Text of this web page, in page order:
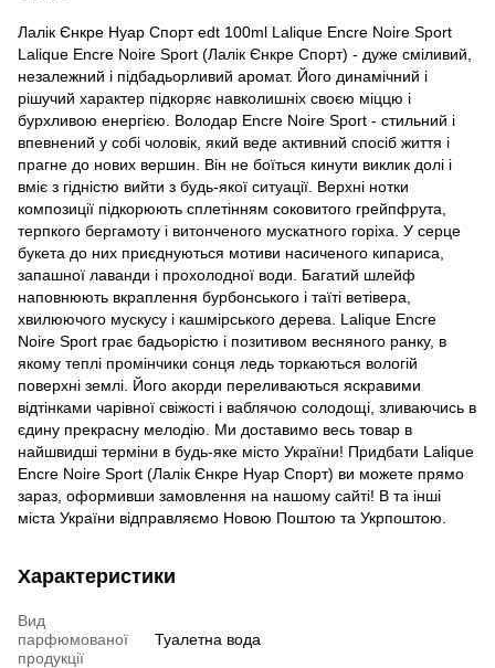
Лалік Єнкре Нуар Спорт edt 100ml Lalique Encre Noire Sport
Lalique Encre Noire Sport (Лалік Єнкре Спорт) - дуже сміливий,
незалежний і підбадьорливий аромат. Його динамічний і
рішучий характер підкоряє навколишніх своєю міццю і
бурхливою енергією. Володар Encre Noire Sport - стильний і
впевнений у собі чоловік, який веде активний спосіб життя і
прагне до нових вершин. Він не боїться кинути виклик долі і
вміє з гідністю вийти з будь-якої ситуації. Верхні нотки
композиції підкорюють сплетінням соковитого грейпфрута,
терпкого бергамоту і витонченого мускатного горіха. У серце
букета до них приєднуються мотиви насиченого кипариса,
запашної лаванди і прохолодної води. Багатий шлейф
наповнюють вкраплення бурбонського і таїті ветівера,
хвилюючого мускусу і кашмірського дерева. Lalique Encre
Noire Sport грає бадьорістю і позитивом весняного ранку, в
якому теплі промінчики сонця ледь торкаються вологій
поверхні землі. Його акорди переливаються яскравими
відтінками чарівної свіжості і ваблячою солодощі, зливаючись в
єдину прекрасну мелодію. Ми доставимо весь товар в
найшвидші терміни в будь-яке місто України! Придбати Lalique
Encre Noire Sport (Лалік Єнкре Нуар Спорт) ви можете прямо
зараз, оформивши замовлення на нашому сайті! В та інші
міста України відправляємо Новою Поштою та Укрпоштою.
Характеристики
Вид
парфюмованої
продукції
Туалетна вода